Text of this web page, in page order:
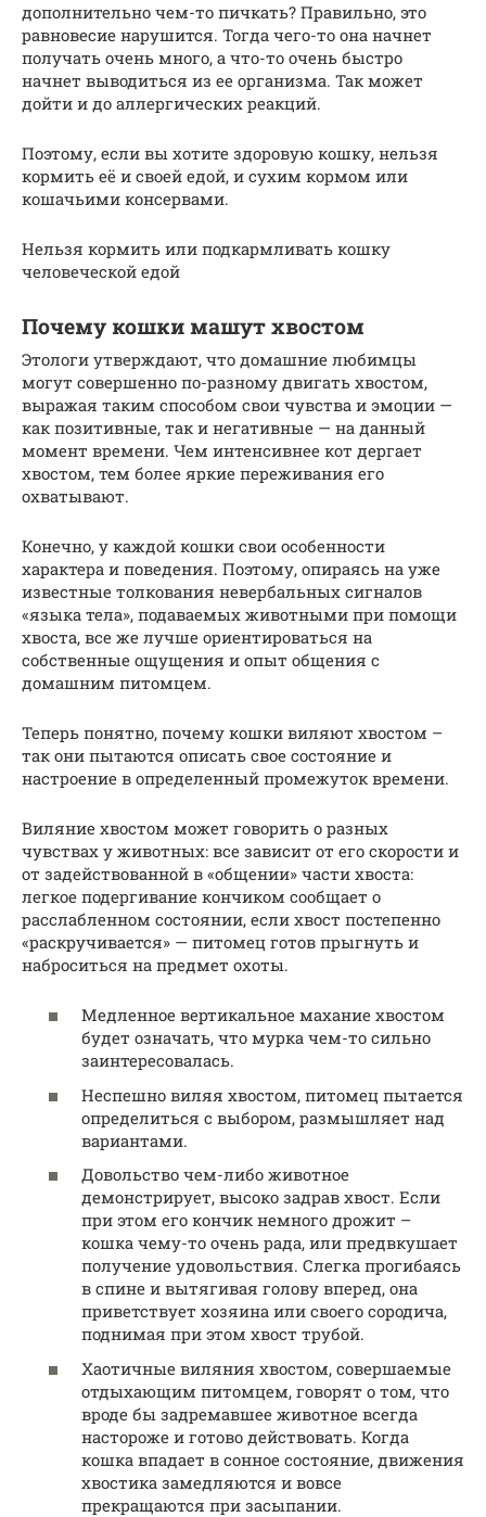
дополнительно чем-то пичкать? Правильно, это
равновесие нарушится. Тогда чего-то она начнет
получать очень много, а что-то очень быстро
начнет выводиться из ее организма. Так может
дойти и до аллергических реакций.
Поэтому, если вы хотите здоровую кошку, нельзя
кормить её и своей едой, и сухим кормом или
кошачьими консервами.
Нельзя кормить или подкармливать кошку
человеческой едой
Почему кошки машут хвостом
Этологи утверждают, что домашние любимцы
могут совершенно по-разному двигать хвостом,
выражая таким способом свои чувства и эмоции —
как позитивные, так и негативные — на данный
момент времени. Чем интенсивнее кот дергает
хвостом, тем более яркие переживания его
охватывают.
Конечно, у каждой кошки свои особенности
характера и поведения. Поэтому, опираясь на уже
известные толкования невербальных сигналов
«языка тела», подаваемых животными при помощи
хвоста, все же лучше ориентироваться на
собственные ощущения и опыт общения с
домашним питомцем.
Теперь понятно, почему кошки виляют хвостом –
так они пытаются описать свое состояние и
настроение в определенный промежуток времени.
Виляние хвостом может говорить о разных
чувствах у животных: все зависит от его скорости и
от задействованной в «общении» части хвоста:
легкое подергивание кончиком сообщает о
расслабленном состоянии, если хвост постепенно
«раскручивается» — питомец готов прыгнуть и
наброситься на предмет охоты.
Медленное вертикальное махание хвостом
будет означать, что мурка чем-то сильно
заинтересовалась.
Неспешно виляя хвостом, питомец пытается
определиться с выбором, размышляет над
вариантами.
Довольство чем-либо животное
демонстрирует, высоко задрав хвост. Если
при этом его кончик немного дрожит –
кошка чему-то очень рада, или предвкушает
получение удовольствия. Слегка прогибаясь
в спине и вытягивая голову вперед, она
приветствует хозяина или своего сородича,
поднимая при этом хвост трубой.
Хаотичные виляния хвостом, совершаемые
отдыхающим питомцем, говорят о том, что
вроде бы задремавшее животное всегда
настороже и готово действовать. Когда
кошка впадает в сонное состояние, движения
хвостика замедляются и вовсе
прекращаются при засыпании.